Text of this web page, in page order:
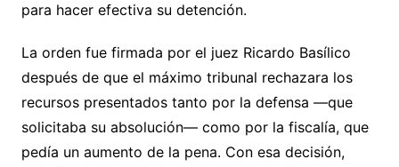
para hacer efectiva su detención.
La orden fue firmada por el juez Ricardo Basílico
después de que el máximo tribunal rechazara los
recursos presentados tanto por la defensa —que
solicitaba su absolución— como por la fiscalía, que
pedía un aumento de la pena. Con esa decisión,